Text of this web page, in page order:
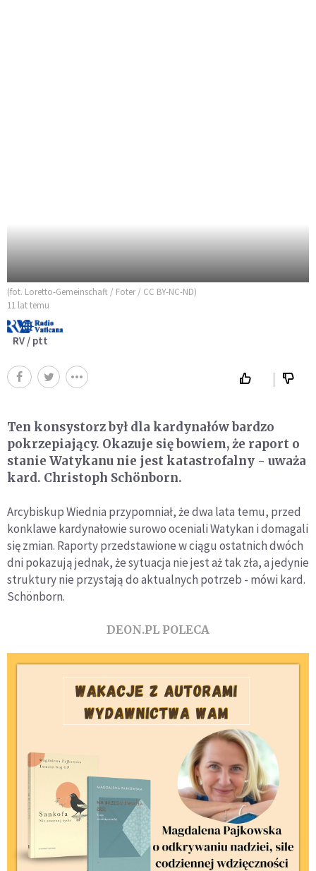
(fot. Loretto-Gemeinschaft / Foter / CC BY-NC-ND)
11 lat temu
RV / ptt
Ten konsystorz był dla kardynałów bardzo
pokrzepiający. Okazuje się bowiem, że raport o
stanie Watykanu nie jest katastrofalny - uważa
kard. Christoph Schönborn.
Arcybiskup Wiednia przypomniał, że dwa lata temu, przed
konklawe kardynałowie surowo oceniali Watykan i domagali
się zmian. Raporty przedstawione w ciągu ostatnich dwóch
dni pokazują jednak, że sytuacja nie jest aż tak zła, a jedynie
struktury nie przystają do aktualnych potrzeb - mówi kard.
Schönborn.
DEON.PL POLECA